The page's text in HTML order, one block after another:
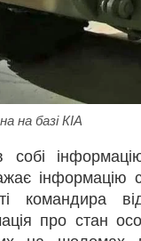
на базі КІА
собі
інформацію
командира
про стан